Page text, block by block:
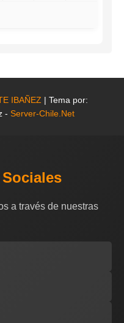
IBAÑEZ | Tema por:
- Server-Chile.Net
a través de nuestras